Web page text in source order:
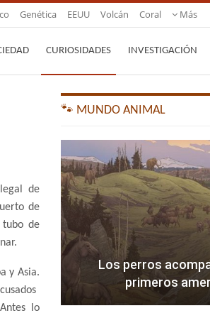
Genética EEUU Volcán Coral Más
CURIOSIDADES INVESTIGACIÓN
de
de
tubo de
y Asia.
lo
🐾 MUNDO ANIMAL
Los perros
primeros